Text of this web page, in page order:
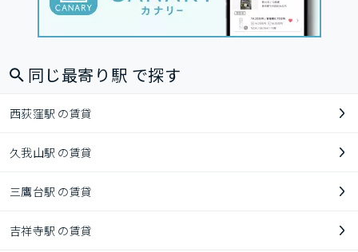
同じ最寄り駅 で探す
西荻窪駅 の賃貸
久我山駅 の賃貸
三鷹台駅 の賃貸
吉祥寺駅 の賃貸